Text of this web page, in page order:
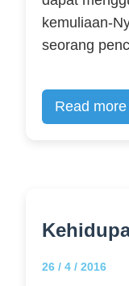
kemuliaan-
seorang
Read more
26 / 4 / 2016